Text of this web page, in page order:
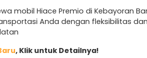
mobil Hiace Premio di Kebayoran
Anda dengan fleksibilitas
, Klik untuk Detailnya!